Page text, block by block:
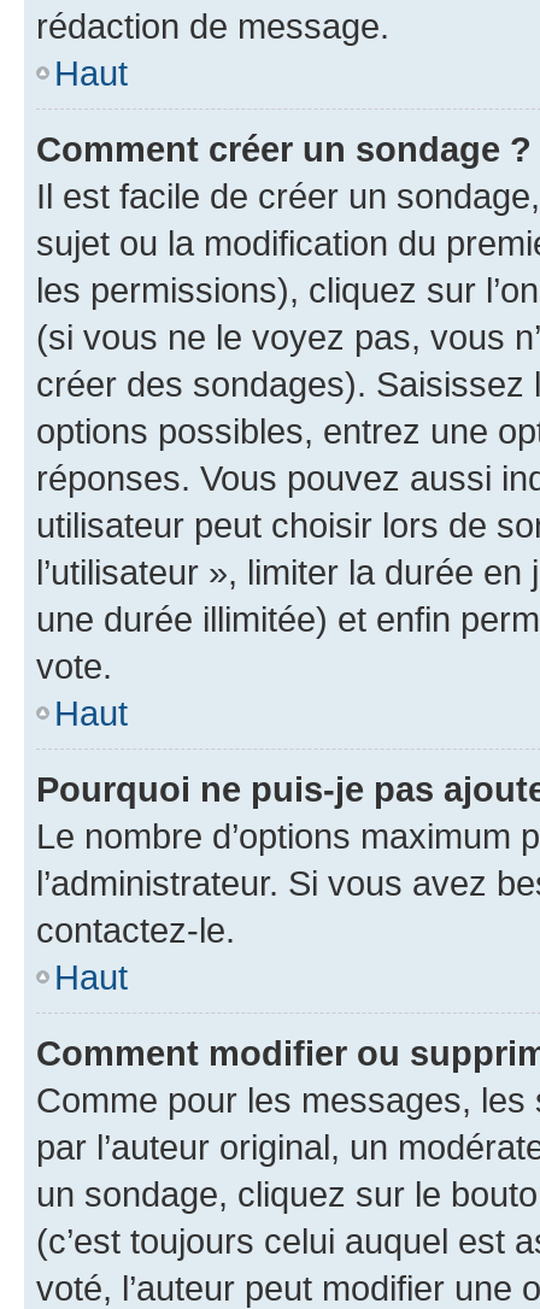
rédaction de message.
Haut
Comment créer un sondage ?
Il est facile de créer un
sujet ou la modification du
les permissions), cliquez sur
(si vous ne le voyez pas, vous
créer des sondages).
options possibles, entrez une
réponses. Vous pouvez aussi
utilisateur peut choisir lors de
l’utilisateur », limiter la durée
une durée illimitée) et enfin
vote.
Haut
Pourquoi ne puis-je pas
Le nombre d’options maximum
l’administrateur. Si vous avez
contactez-le.
Haut
Comment modifier ou
Comme pour les messages,
par l’auteur original, un
un sondage, cliquez sur le
(c’est toujours celui auquel est
voté, l’auteur peut modifier une